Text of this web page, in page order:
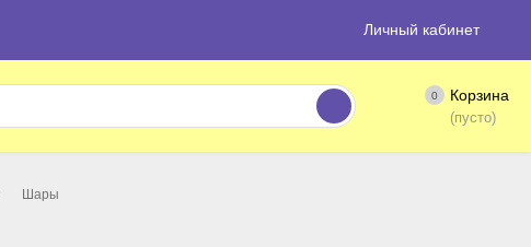
Личный кабинет
0 Корзина
(пусто)
Шары